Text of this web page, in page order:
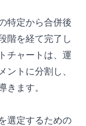
特定から合併後
階を経て完了し
チャートは、運
ントに分割し、
きます。
選定するための